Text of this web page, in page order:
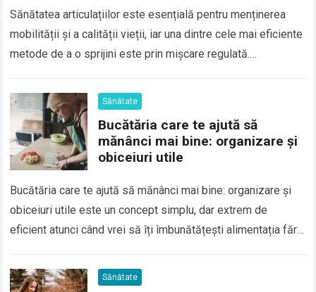
Sănătatea articulațiilor este esențială pentru menținerea
mobilității și a calității vieții, iar una dintre cele mai eficiente
metode de a o sprijini este prin mișcare regulată.
Sănătate
Bucătăria care te ajută să
mănânci mai bine: organizare și
obiceiuri utile
Bucătăria care te ajută să mănânci mai bine: organizare și
obiceiuri utile este un concept simplu, dar extrem de
eficient atunci când vrei să îți îmbunătățești alimentația fără
Sănătate